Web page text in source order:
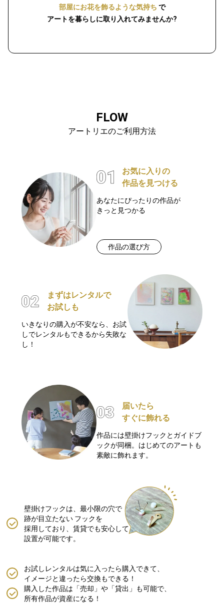
部屋にお花を飾るような気持ち で
アートを暮らしに取り入れてみませんか?
FLOW
アートリエのご利用方法
お気に入りの
作品を見つける
あなたにぴったりの作品が
きっと見つかる
作品の選び方
まずはレンタルで
お試しも
いきなりの購入が不安なら、お試
しでレンタルもできるから失敗な
し！
届いたら
すぐに飾れる
作品には壁掛けフックとガイドブ
ックが同梱。はじめてのアートも
素敵に飾れます。
壁掛けフックは、最小限の穴で
跡が目立たない フックを
採用しており、賃貸でも安心して
設置が可能です。
購入した作品は「売却」や「貸出」も可能で、
所有作品が資産になる！
お試しレンタルは気に入ったら購入できて、
イメージと違ったら交換もできる！